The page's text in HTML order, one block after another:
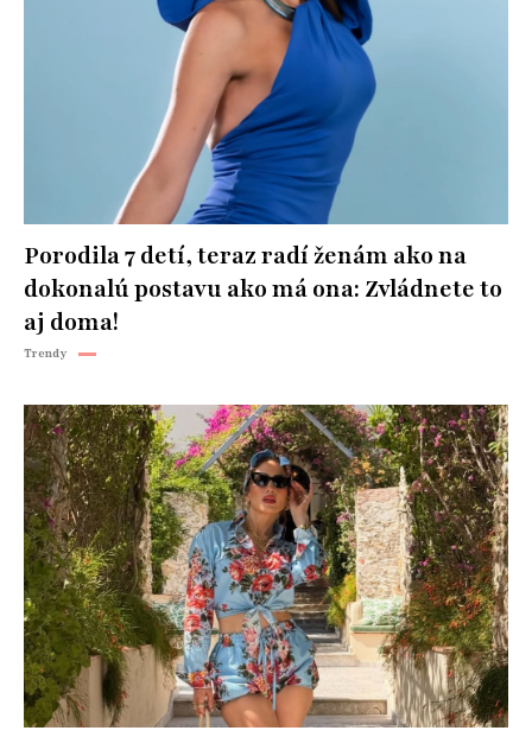
Porodila 7 detí, teraz radí ženám ako na
dokonalú postavu ako má ona: Zvládnete to
aj doma!
Trendy